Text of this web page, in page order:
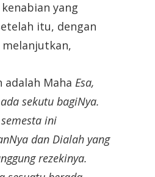
yang
itu, dengan
adalah Maha Esa,
sekutu bagiNya.
ini
dan Dialah yang
rezekinya.